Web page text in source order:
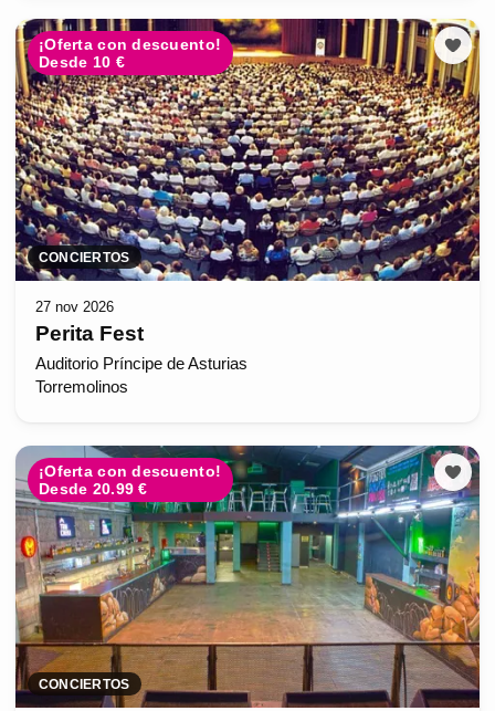
¡Oferta con descuento!
Desde 10 €
CONCIERTOS
27 nov 2026
Perita Fest
Auditorio Príncipe de Asturias
Torremolinos
¡Oferta con descuento!
Desde 20.99 €
CONCIERTOS